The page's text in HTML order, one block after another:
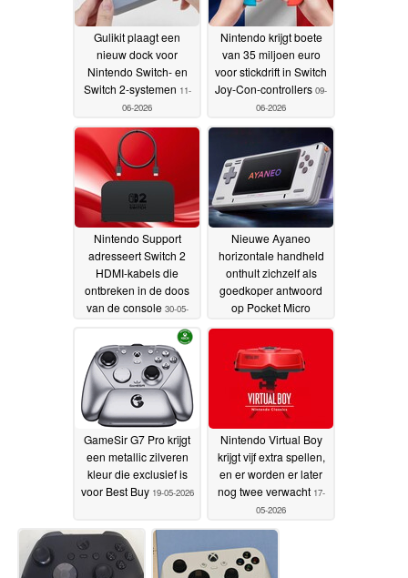
Gulikit plaagt een
nieuw dock voor
Nintendo Switch- en
Switch 2-systemen 11-
06-2026
Nintendo krijgt boete
van 35 miljoen euro
voor stickdrift in Switch
Joy-Con-controllers 09-
06-2026
Nintendo Support
adresseert Switch 2
HDMI-kabels die
ontbreken in de doos
van de console 30-05-
Nieuwe Ayaneo
horizontale handheld
onthult zichzelf als
goedkoper antwoord
op Pocket Micro
20-05-2026
GameSir G7 Pro krijgt
een metallic zilveren
kleur die exclusief is
voor Best Buy 19-05-2026
Nintendo Virtual Boy
krijgt vijf extra spellen,
en er worden er later
nog twee verwacht 17-
05-2026